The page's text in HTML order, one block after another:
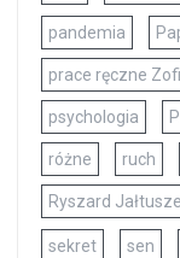
pandemia
prace ręczne
psychologia
różne ruch
Ryszard
sekret sen